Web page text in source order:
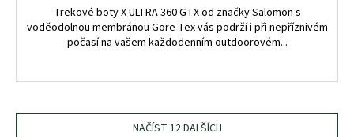
Trekové boty X ULTRA 360 GTX od značky Salomon s
voděodolnou membránou Gore-Tex vás podrží i při nepříznivém
počasí na vašem každodenním outdoorovém...
NAČÍST 12 DALŠÍCH